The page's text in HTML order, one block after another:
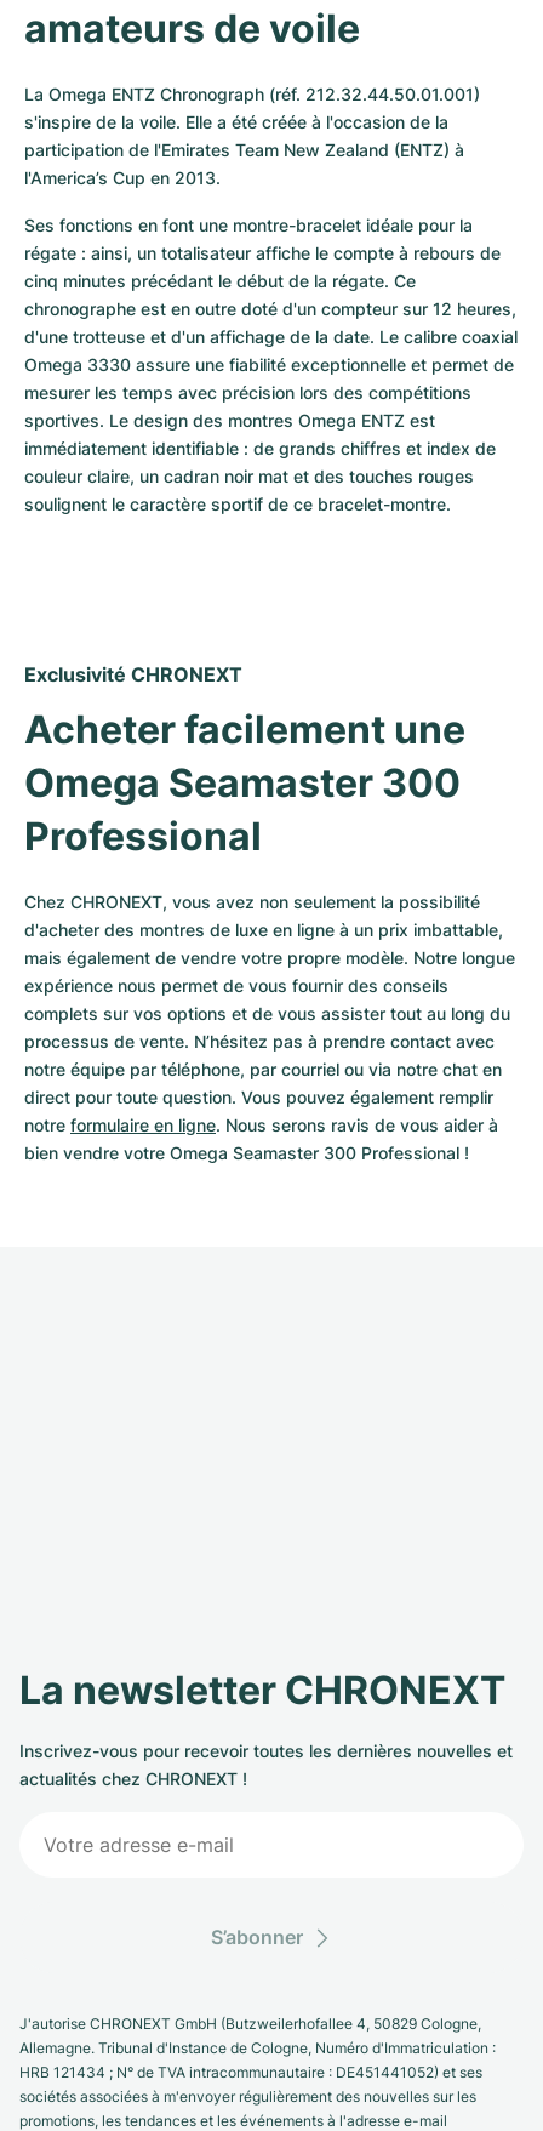
amateurs de voile
La Omega ENTZ Chronograph (réf. 212.32.44.50.01.001)
s'inspire de la voile. Elle a été créée à l'occasion de la
participation de l'Emirates Team New Zealand (ENTZ) à
l'America’s Cup en 2013.
Ses fonctions en font une montre-bracelet idéale pour la
régate : ainsi, un totalisateur affiche le compte à rebours de
cinq minutes précédant le début de la régate. Ce
chronographe est en outre doté d'un compteur sur 12 heures,
d'une trotteuse et d'un affichage de la date. Le calibre coaxial
Omega 3330 assure une fiabilité exceptionnelle et permet de
mesurer les temps avec précision lors des compétitions
sportives. Le design des montres Omega ENTZ est
immédiatement identifiable : de grands chiffres et index de
couleur claire, un cadran noir mat et des touches rouges
soulignent le caractère sportif de ce bracelet-montre.
Exclusivité CHRONEXT
Acheter facilement une
Omega Seamaster 300
Professional
Chez CHRONEXT, vous avez non seulement la possibilité
d'acheter des montres de luxe en ligne à un prix imbattable,
mais également de vendre votre propre modèle. Notre longue
expérience nous permet de vous fournir des conseils
complets sur vos options et de vous assister tout au long du
processus de vente. N’hésitez pas à prendre contact avec
notre équipe par téléphone, par courriel ou via notre chat en
direct pour toute question. Vous pouvez également remplir
notre formulaire en ligne. Nous serons ravis de vous aider à
bien vendre votre Omega Seamaster 300 Professional !
La newsletter CHRONEXT
Inscrivez-vous pour recevoir toutes les dernières nouvelles et
actualités chez CHRONEXT !
S’abonner
J'autorise CHRONEXT GmbH (Butzweilerhofallee 4, 50829 Cologne,
Allemagne. Tribunal d'Instance de Cologne, Numéro d'Immatriculation :
HRB 121434 ; N° de TVA intracommunautaire : DE451441052) et ses
sociétés associées à m'envoyer régulièrement des nouvelles sur les
promotions, les tendances et les événements à l'adresse e-mail